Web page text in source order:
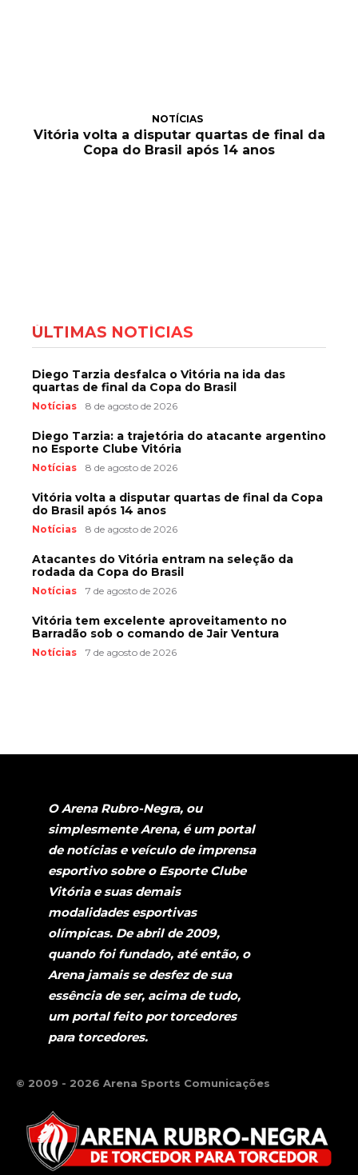
NOTÍCIAS
Vitória volta a disputar quartas de final da
Copa do Brasil após 14 anos
ÚLTIMAS NOTÍCIAS
Diego Tarzia desfalca o Vitória na ida das
quartas de final da Copa do Brasil
Notícias 8 de agosto de 2026
Diego Tarzia: a trajetória do atacante argentino
no Esporte Clube Vitória
Notícias 8 de agosto de 2026
Vitória volta a disputar quartas de final da Copa
do Brasil após 14 anos
Notícias 8 de agosto de 2026
Atacantes do Vitória entram na seleção da
rodada da Copa do Brasil
Notícias 7 de agosto de 2026
Vitória tem excelente aproveitamento no
Barradão sob o comando de Jair Ventura
Notícias 7 de agosto de 2026
O Arena Rubro-Negra, ou
simplesmente Arena, é um portal
de notícias e veículo de imprensa
esportivo sobre o Esporte Clube
Vitória e suas demais
modalidades esportivas
olímpicas. De abril de 2009,
quando foi fundado, até então, o
Arena jamais se desfez de sua
essência de ser, acima de tudo,
um portal feito por torcedores
para torcedores.
© 2009 - 2026 Arena Sports Comunicações